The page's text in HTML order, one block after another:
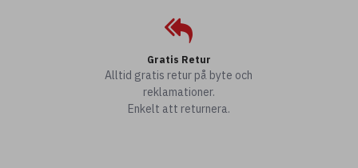
Gratis Retur
Alltid gratis retur på byte och
reklamationer.
Enkelt att returnera.